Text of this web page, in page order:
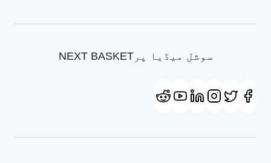
سوشل میڈیا پرNEXT BASKET